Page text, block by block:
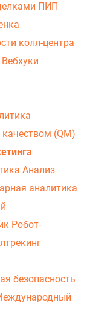
ПИП
колл-центра
Вебхуки
(QM)
Анализ
аналитика
Робот-
безопасность